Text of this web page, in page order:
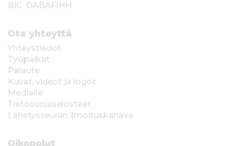
BIC: DABAFIHH
Ota yhteyttä
Yhteystiedot
Työpaikat
Palaute
Kuvat, videot ja logot
Medialle
Tietosuojaselosteet
Lähetysseuran ilmoituskanava
Oikopolut